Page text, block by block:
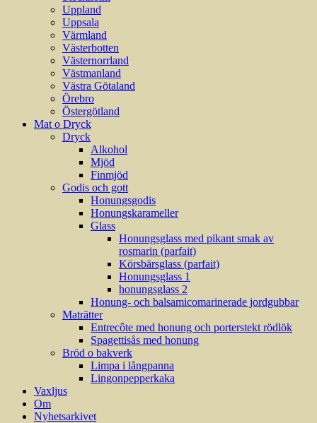
Uppland
Uppsala
Värmland
Västerbotten
Västernorrland
Västmanland
Västra Götaland
Örebro
Östergötland
Mat o Dryck
Dryck
Alkohol
Mjöd
Finmjöd
Godis och gott
Honungsgodis
Honungskarameller
Glass
Honungsglass med pikant smak av
rosmarin (parfait)
Körsbärsglass (parfait)
Honungsglass 1
honungsglass 2
Honung- och balsamicomarinerade jordgubbar
Maträtter
Entrecôte med honung och porterstekt rödlök
Spagettisås med honung
Bröd o bakverk
Limpa i långpanna
Lingonpepperkaka
Vaxljus
Om
Nyhetsarkivet